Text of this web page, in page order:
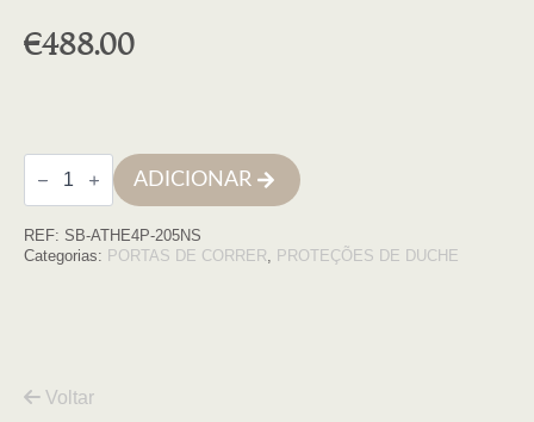
€488.00
Quantidade
de
Frontal
4P-
205
ADICIONAR
REF: SB-ATHE4P-205NS
Categorias: PORTAS DE CORRER, PROTEÇÕES DE DUCHE
Voltar